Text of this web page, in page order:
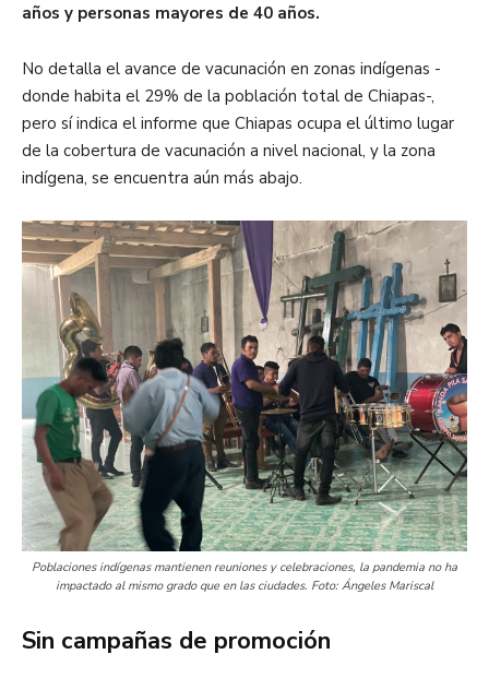
años y personas mayores de 40 años.
No detalla el avance de vacunación en zonas indígenas -
donde habita el 29% de la población total de Chiapas-,
pero sí indica el informe que Chiapas ocupa el último lugar
de la cobertura de vacunación a nivel nacional, y la zona
indígena, se encuentra aún más abajo.
Poblaciones indígenas mantienen reuniones y celebraciones, la pandemia no ha
impactado al mismo grado que en las ciudades. Foto: Ángeles Mariscal
Sin campañas de promoción